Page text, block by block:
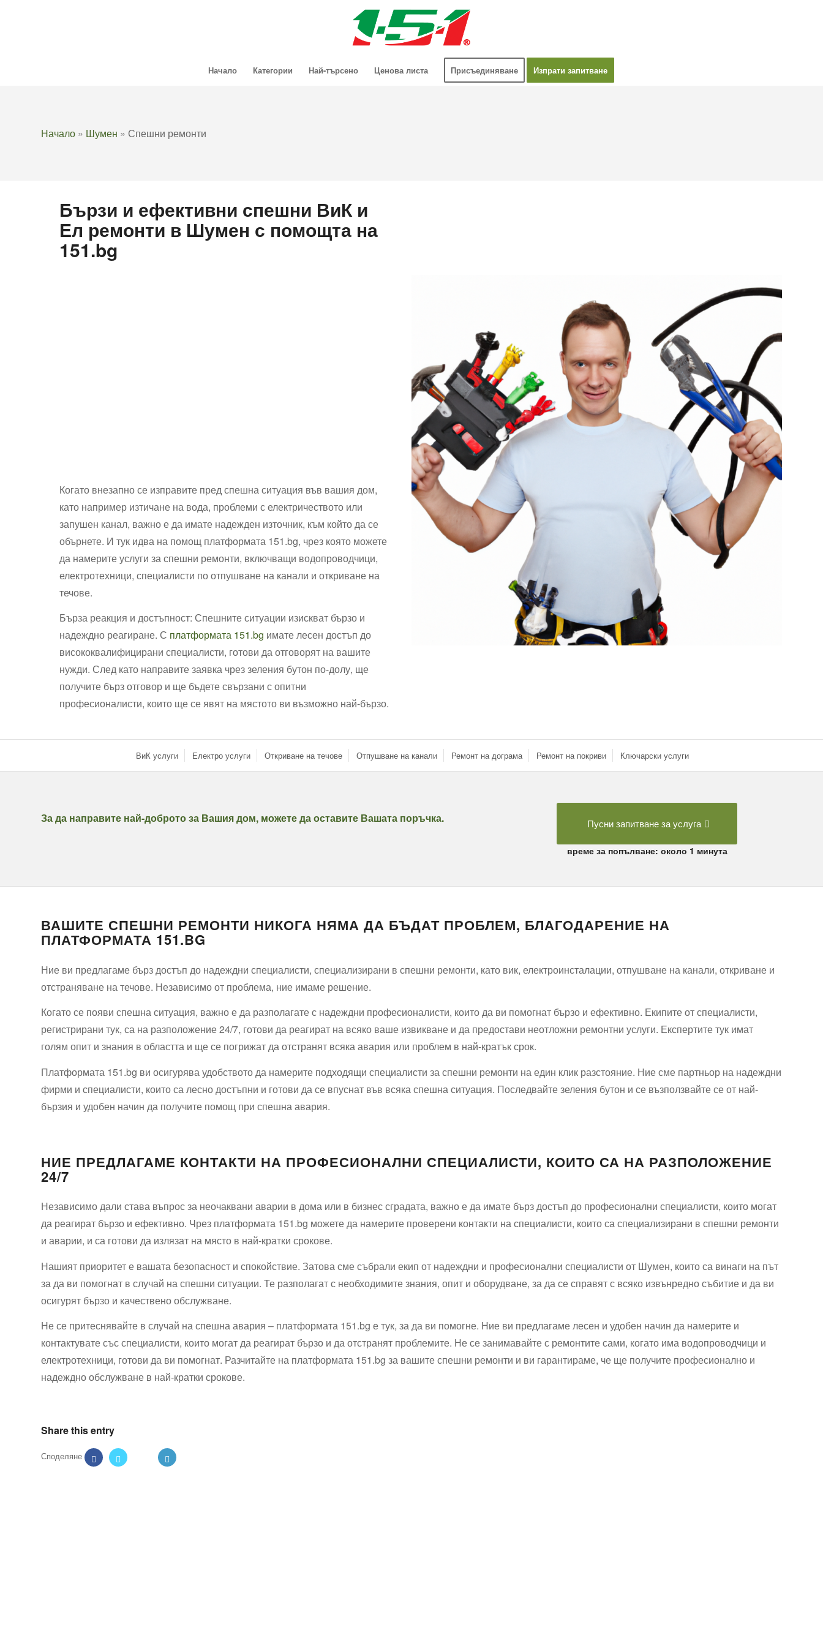
Начало Категории Най-търсено Ценова листа Присъединяване Изпрати запитване
Начало » Шумен » Спешни ремонти
Бързи и ефективни спешни ВиК и
Ел ремонти в Шумен с помощта на
151.bg
Когато внезапно се изправите пред спешна ситуация във вашия дом,
като например изтичане на вода, проблеми с електричеството или
запушен канал, важно е да имате надежден източник, към който да се
обърнете. И тук идва на помощ платформата 151.bg, чрез която можете
да намерите услуги за спешни ремонти, включващи водопроводчици,
електротехници, специалисти по отпушване на канали и откриване на
течове.
Бърза реакция и достъпност: Спешните ситуации изискват бързо и
надеждно реагиране. С платформата 151.bg имате лесен достъп до
висококвалифицирани специалисти, готови да отговорят на вашите
нужди. След като направите заявка чрез зеления бутон по-долу, ще
получите бърз отговор и ще бъдете свързани с опитни
професионалисти, които ще се явят на мястото ви възможно най-бързо.
ВиК услуги Електро услуги Откриване на течове Отпушване на канали Ремонт на дограма Ремонт на покриви Ключарски услуги
За да направите най-доброто за Вашия дом, можете да оставите Вашата поръчка. Пусни запитване за услуга
време за попълване: около 1 минута
ВАШИТЕ СПЕШНИ РЕМОНТИ НИКОГА НЯМА ДА БЪДАТ ПРОБЛЕМ, БЛАГОДАРЕНИЕ НА
ПЛАТФОРМАТА 151.BG
Ние ви предлагаме бърз достъп до надеждни специалисти, специализирани в спешни ремонти, като вик, електроинсталации, отпушване на канали, откриване и
отстраняване на течове. Независимо от проблема, ние имаме решение.
Когато се появи спешна ситуация, важно е да разполагате с надеждни професионалисти, които да ви помогнат бързо и ефективно. Екипите от специалисти,
регистрирани тук, са на разположение 24/7, готови да реагират на всяко ваше извикване и да предостави неотложни ремонтни услуги. Експертите тук имат
голям опит и знания в областта и ще се погрижат да отстранят всяка авария или проблем в най-кратък срок.
Платформата 151.bg ви осигурява удобството да намерите подходящи специалисти за спешни ремонти на един клик разстояние. Ние сме партньор на надеждни
фирми и специалисти, които са лесно достъпни и готови да се впуснат във всяка спешна ситуация. Последвайте зеления бутон и се възползвайте се от най-
бързия и удобен начин да получите помощ при спешна авария.
НИЕ ПРЕДЛАГАМЕ КОНТАКТИ НА ПРОФЕСИОНАЛНИ СПЕЦИАЛИСТИ, КОИТО СА НА РАЗПОЛОЖЕНИЕ
24/7
Независимо дали става въпрос за неочаквани аварии в дома или в бизнес сградата, важно е да имате бърз достъп до професионални специалисти, които могат
да реагират бързо и ефективно. Чрез платформата 151.bg можете да намерите проверени контакти на специалисти, които са специализирани в спешни ремонти
и аварии, и са готови да излязат на място в най-кратки срокове.
Нашият приоритет е вашата безопасност и спокойствие. Затова сме събрали екип от надеждни и професионални специалисти от Шумен, които са винаги на път
за да ви помогнат в случай на спешни ситуации. Те разполагат с необходимите знания, опит и оборудване, за да се справят с всяко извънредно събитие и да ви
осигурят бързо и качествено обслужване.
Не се притеснявайте в случай на спешна авария – платформата 151.bg е тук, за да ви помогне. Ние ви предлагаме лесен и удобен начин да намерите и
контактувате със специалисти, които могат да реагират бързо и да отстранят проблемите. Не се занимавайте с ремонтите сами, когато има водопроводчици и
електротехници, готови да ви помогнат. Разчитайте на платформата 151.bg за вашите спешни ремонти и ви гарантираме, че ще получите професионално и
надеждно обслужване в най-кратки срокове.
Share this entry